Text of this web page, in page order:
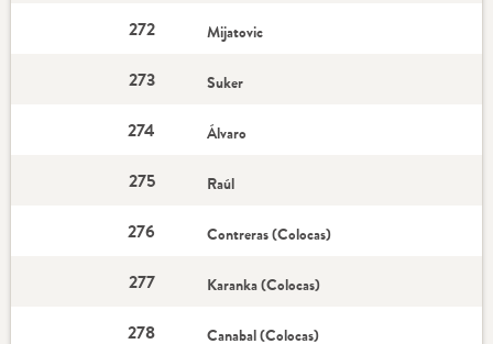
272 Mijatovic
273 Suker
274 Álvaro
275 Raúl
276 Contreras (Colocas)
277 Karanka (Colocas)
278 Canabal (Colocas)